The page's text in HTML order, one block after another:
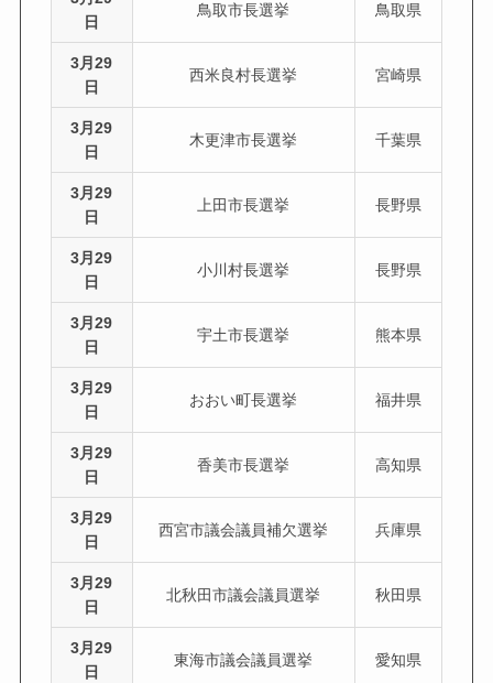
日
鳥取市長選挙 鳥取県
3月29
日
西米良村長選挙 宮崎県
3月29
日
木更津市長選挙 千葉県
3月29
日
上田市長選挙 長野県
3月29
日
小川村長選挙 長野県
3月29
日
宇土市長選挙 熊本県
3月29
日
おおい町長選挙 福井県
3月29
日
香美市長選挙 高知県
3月29
日
西宮市議会議員補欠選挙 兵庫県
3月29
日
北秋田市議会議員選挙 秋田県
3月29
日
東海市議会議員選挙 愛知県